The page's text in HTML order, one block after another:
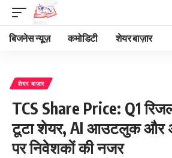
बिजनेस न्यूज़ कमोडिटी शेयर बाज़ार
शेयर बाज़ार
TCS Share Price: Q1
टूटा शेयर, AI आउटलुक और
पर निवेशकों की नजर